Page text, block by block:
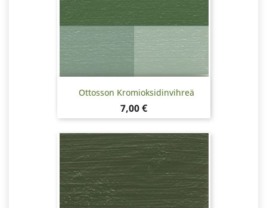
Ottosson Kromioksidinvihreä
Hinta
7,00 €